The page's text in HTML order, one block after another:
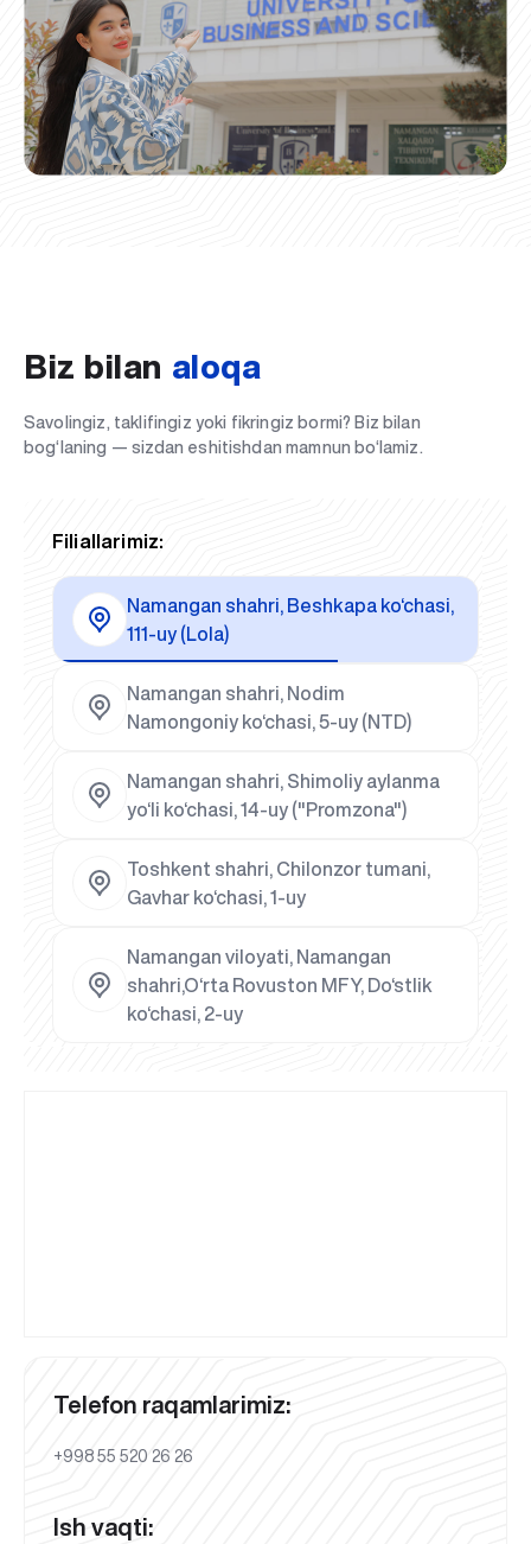
Biz bilan aloqa
Savolingiz, taklifingiz yoki fikringiz bormi? Biz bilan
bog‘laning — sizdan eshitishdan mamnun bo‘lamiz.
Filiallarimiz:
Namangan shahri, Beshkapa ko‘chasi,
111-uy (Lola)
Namangan shahri, Nodim
Namongoniy ko‘chasi, 5-uy (NTD)
Namangan shahri, Shimoliy aylanma
yo‘li ko‘chasi, 14-uy ("Promzona")
Toshkent shahri, Chilonzor tumani,
Gavhar ko‘chasi, 1-uy
Namangan viloyati, Namangan
shahri,O‘rta Rovuston MFY, Do‘stlik
ko‘chasi, 2-uy
Telefon raqamlarimiz:
+998 55 520 26 26
Ish vaqti: